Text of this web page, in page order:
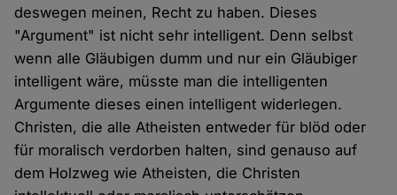
deswegen meinen, Recht zu haben. Dieses
"Argument" ist nicht sehr intelligent. Denn selbst
wenn alle Gläubigen dumm und nur ein Gläubiger
intelligent wäre, müsste man die intelligenten
Argumente dieses einen intelligent widerlegen.
Christen, die alle Atheisten entweder für blöd oder
für moralisch verdorben halten, sind genauso auf
dem Holzweg wie Atheisten, die Christen